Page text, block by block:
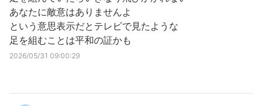
あなたに敵意はありませんよ
という意思表示だとテレビで見たような
足を組むことは平和の証かも
2026/05/31 09:00:29